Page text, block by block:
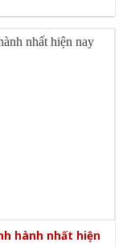
hành nhất hiện